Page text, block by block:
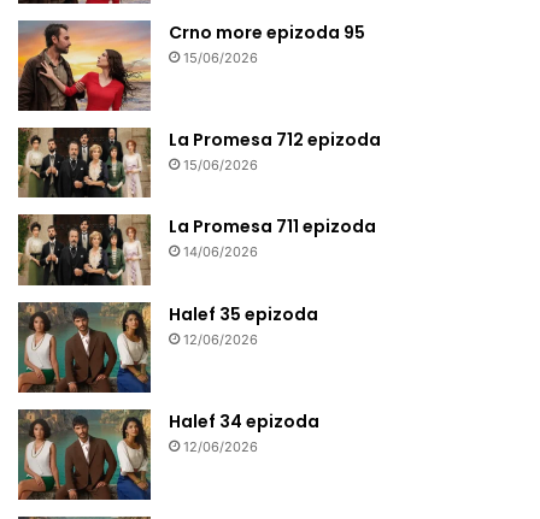
Crno more epizoda 95
15/06/2026
La Promesa 712 epizoda
15/06/2026
La Promesa 711 epizoda
14/06/2026
Halef 35 epizoda
12/06/2026
Halef 34 epizoda
12/06/2026